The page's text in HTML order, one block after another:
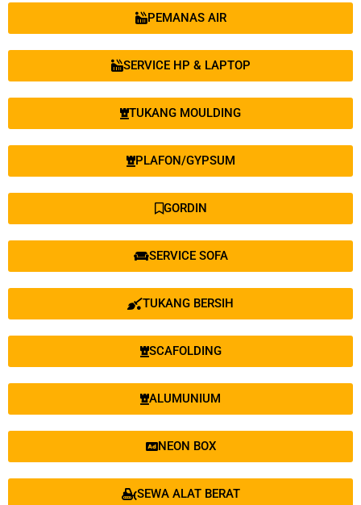
PEMANAS AIR
SERVICE HP & LAPTOP
TUKANG MOULDING
PLAFON/GYPSUM
GORDIN
SERVICE SOFA
TUKANG BERSIH
SCAFOLDING
ALUMUNIUM
NEON BOX
SEWA ALAT BERAT